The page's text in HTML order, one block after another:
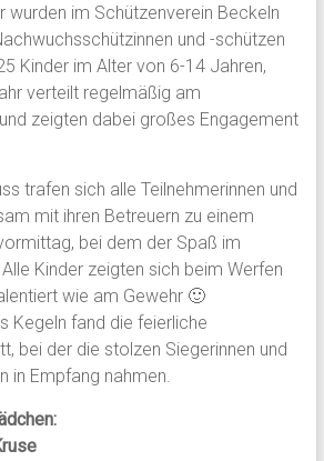
wurden im Schützenverein Beckeln
und -schützen
Kinder im Alter von 6-14 Jahren,
verteilt regelmäßig am
zeigten dabei großes Engagement
trafen sich alle Teilnehmerinnen und
mit ihren Betreuern zu einem
bei dem der Spaß im
Kinder zeigten sich beim Werfen
wie am Gewehr 🙂
Kegeln fand die feierliche
bei der die stolzen Siegerinnen und
in Empfang nahmen.